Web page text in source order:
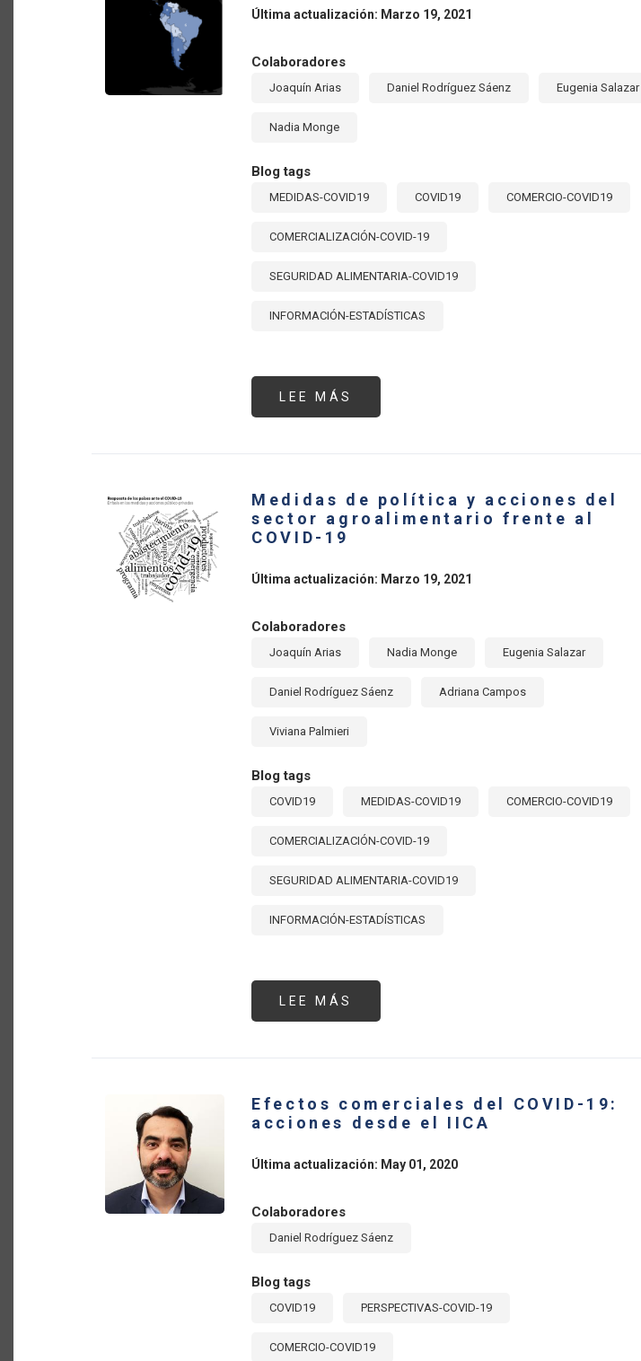
LA
TRANSFORMACIÓN
Última actualización: Marzo 19, 2021
Colaboradores
Joaquín Arias Daniel Rodríguez Sáenz Eugenia Salazar
Nadia Monge
Blog tags
MEDIDAS-COVID19 COVID19 COMERCIO-COVID19
COMERCIALIZACIÓN-COVID-19
SEGURIDAD ALIMENTARIA-COVID19
INFORMACIÓN-ESTADÍSTICAS
LEE MÁS
SON
POLÍTICA
MÁS
UTILIZADOS
FRENTE
A
Medidas de política y acciones del
sector agroalimentario frente al
COVID-19
Última actualización: Marzo 19, 2021
Colaboradores
Joaquín Arias Nadia Monge Eugenia Salazar
Daniel Rodríguez Sáenz Adriana Campos
Viviana Palmieri
Blog tags
COVID19 MEDIDAS-COVID19 COMERCIO-COVID19
COMERCIALIZACIÓN-COVID-19
SEGURIDAD ALIMENTARIA-COVID19
INFORMACIÓN-ESTADÍSTICAS
LEE MÁS
DE
AGROALIMENTARIO
FRENTE
AL
Efectos comerciales del COVID-19:
acciones desde el IICA
Última actualización: May 01, 2020
Colaboradores
Daniel Rodríguez Sáenz
Blog tags
COVID19 PERSPECTIVAS-COVID-19
COMERCIO-COVID19